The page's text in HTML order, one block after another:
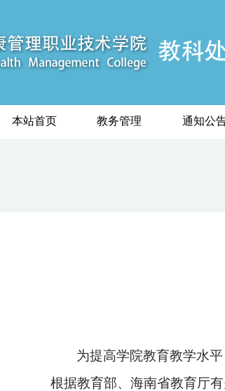
本站首页 教务管理 通知公
为提高学院教育教学水
根据教育部、海南省教育厅